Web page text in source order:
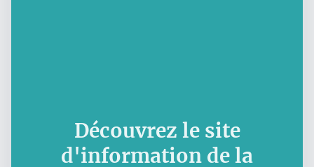
Découvrez le site
d'information de la